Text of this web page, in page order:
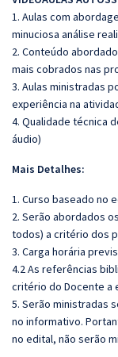
1. Aulas com
minuciosa análise
2. Conteúdo
mais cobrados nas
3. Aulas ministradas
experiência na
4. Qualidade técnica
áudio)
Mais Detalhes:
1. Curso baseado no
2. Serão abordados
todos) a critério dos
3. Carga horária
4.2 As referências
critério do Docente a
5. Serão ministradas
no informativo.
no edital, não serão